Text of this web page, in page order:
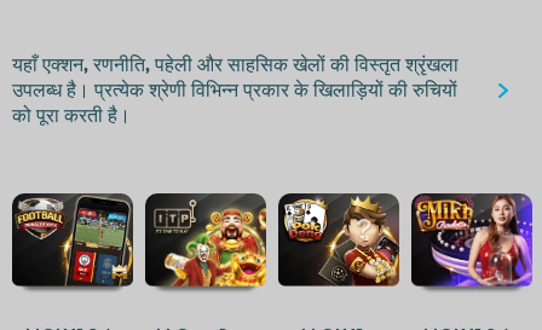
यहाँ एक्शन, रणनीति, पहेली और साहसिक खेलों की विस्तृत श्रृंखला
उपलब्ध है। प्रत्येक श्रेणी विभिन्न प्रकार के खिलाड़ियों की रुचियों
को पूरा करती है।